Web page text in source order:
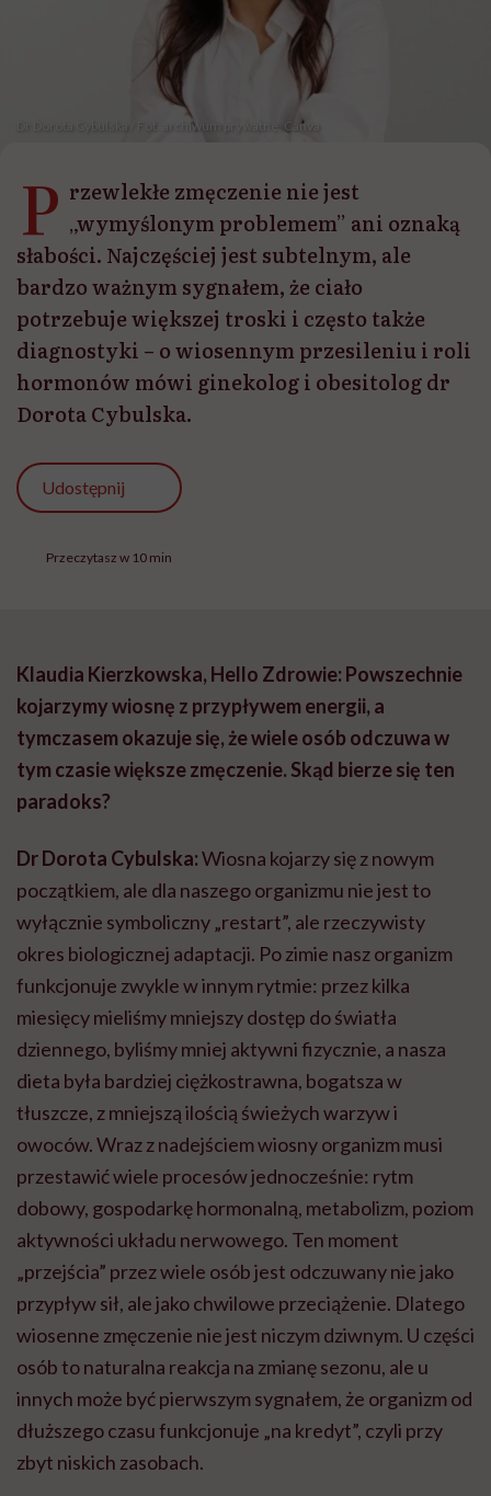
Dr Dorota Cybulska / Fot. archiwum prywatne, Canva
P rzewlekłe zmęczenie nie jest
„wymyślonym problemem” ani oznaką
słabości. Najczęściej jest subtelnym, ale
bardzo ważnym sygnałem, że ciało
potrzebuje większej troski i często także
diagnostyki – o wiosennym przesileniu i roli
hormonów mówi ginekolog i obesitolog dr
Dorota Cybulska.
Udostępnij
Przeczytasz w 10 min
Klaudia Kierzkowska, Hello Zdrowie: Powszechnie
kojarzymy wiosnę z przypływem energii, a
tymczasem okazuje się, że wiele osób odczuwa w
tym czasie większe zmęczenie. Skąd bierze się ten
paradoks?
Dr Dorota Cybulska:Wiosna kojarzy się z nowym
początkiem, ale dla naszego organizmu nie jest to
wyłącznie symboliczny „restart”, ale rzeczywisty
okres biologicznej adaptacji. Po zimie nasz organizm
funkcjonuje zwykle w innym rytmie: przez kilka
miesięcy mieliśmy mniejszy dostęp do światła
dziennego, byliśmy mniej aktywni fizycznie, a nasza
dieta była bardziej ciężkostrawna, bogatsza w
tłuszcze, z mniejszą ilością świeżych warzyw i
owoców. Wraz z nadejściem wiosny organizm musi
przestawić wiele procesów jednocześnie: rytm
dobowy, gospodarkę hormonalną, metabolizm, poziom
aktywności układu nerwowego. Ten moment
„przejścia” przez wiele osób jest odczuwany nie jako
przypływ sił, ale jako chwilowe przeciążenie. Dlatego
wiosenne zmęczenie nie jest niczym dziwnym. U części
osób to naturalna reakcja na zmianę sezonu, ale u
innych może być pierwszym sygnałem, że organizm od
dłuższego czasu funkcjonuje „na kredyt”, czyli przy
zbyt niskich zasobach.